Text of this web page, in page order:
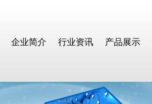
企业简介 行业资讯 产品展示